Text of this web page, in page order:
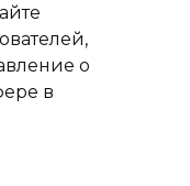
о
в